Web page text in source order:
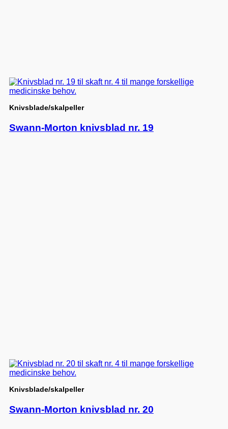
Knivsblade/skalpeller
Swann-Morton knivsblad nr. 19
Knivsblade/skalpeller
Swann-Morton knivsblad nr. 20